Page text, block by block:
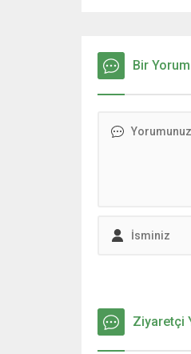
“Kanlıdere
geçmişine ışık
nesillere güvenle
Bir Yorum
Ziyaretçi